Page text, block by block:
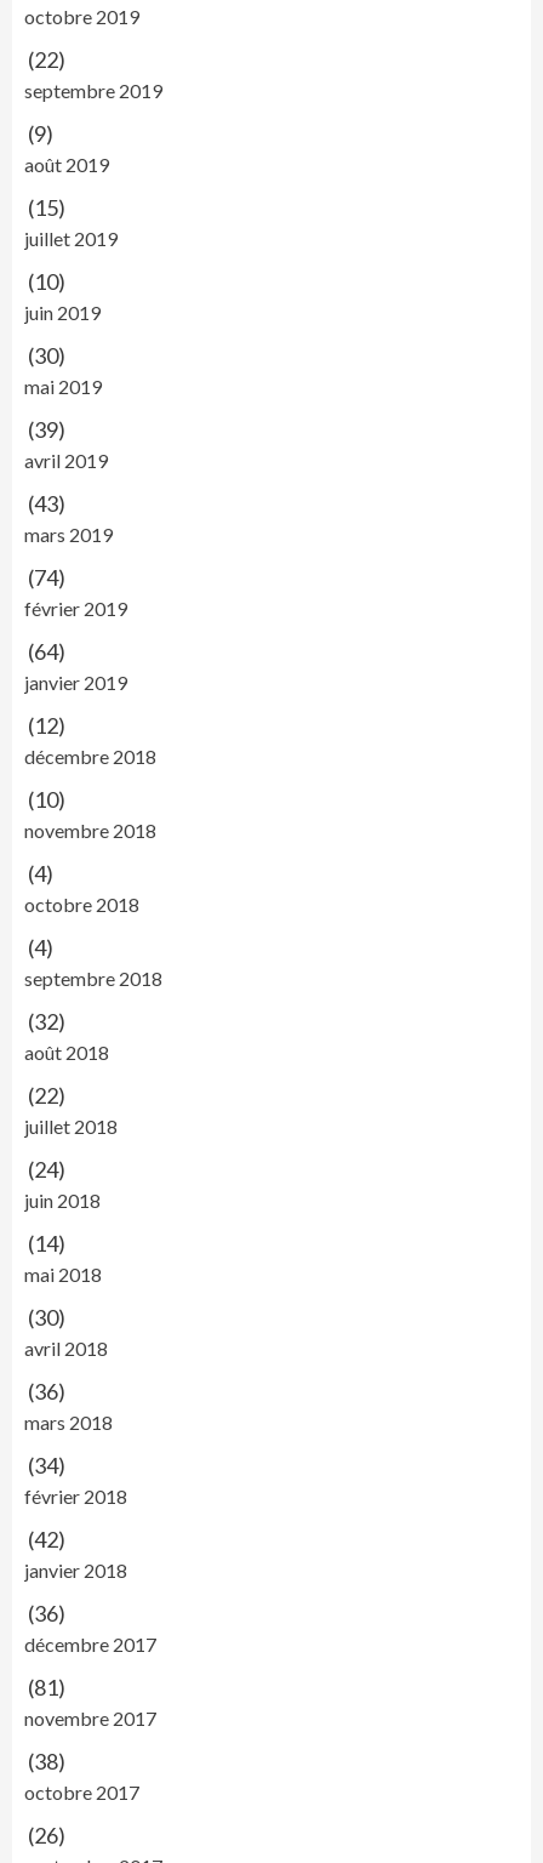
octobre 2019
(22)
septembre 2019
(9)
août 2019
(15)
juillet 2019
(10)
juin 2019
(30)
mai 2019
(39)
avril 2019
(43)
mars 2019
(74)
février 2019
(64)
janvier 2019
(12)
décembre 2018
(10)
novembre 2018
(4)
octobre 2018
(4)
septembre 2018
(32)
août 2018
(22)
juillet 2018
(24)
juin 2018
(14)
mai 2018
(30)
avril 2018
(36)
mars 2018
(34)
février 2018
(42)
janvier 2018
(36)
décembre 2017
(81)
novembre 2017
(38)
octobre 2017
(26)